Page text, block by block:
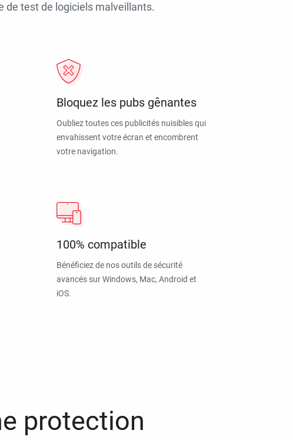
de test de logiciels malveillants.
Bloquez les pubs gênantes
Oubliez toutes ces publicités nuisibles qui
envahissent votre écran et encombrent
votre navigation.
100% compatible
Bénéficiez de nos outils de sécurité
avancés sur Windows, Mac, Android et
iOS.
protection